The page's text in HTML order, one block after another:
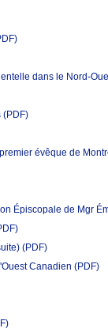
dans le Nord-
(PDF)
évêque de
Épiscopale de Mgr
(PDF)
Canadien (PDF)